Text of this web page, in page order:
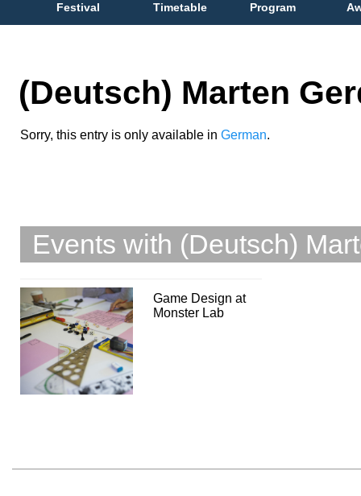
Festival Timetable Program
(Deutsch) Marten
Sorry, this entry is only available in German.
Events with (Deutsch)
Game Design at
Monster Lab